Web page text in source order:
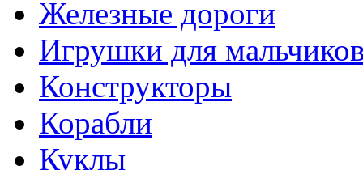
Железные дороги
Игрушки для
Конструкторы
Корабли
Куклы